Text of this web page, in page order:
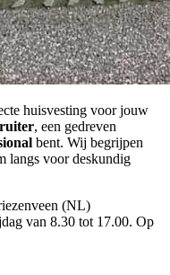
huisvesting voor jouw
, een gedreven
bent. Wij begrijpen
langs voor deskundig
(NL)
van 8.30 tot 17.00. Op